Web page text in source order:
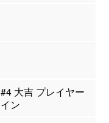
#4 大吉 プレイヤー
イン